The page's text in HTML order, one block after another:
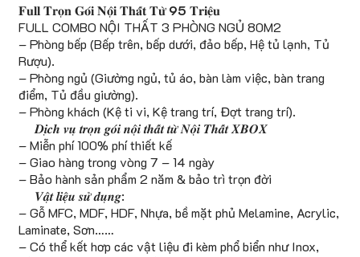
𝐅𝐮𝐥𝐥 𝐓𝐫𝐨̣𝐧 𝐆𝐨́𝐢 𝐍𝐨̣̂𝐢 𝐓𝐡𝐚̂́𝐭 𝐓𝐮̛̀95 𝐓𝐫𝐢𝐞̣̂𝐮
FULL COMBO NỘI THẤT 3 PHÒNG NGỦ 80M2
– Phòng bếp (Bếp trên, bếp dưới, đảo bếp, Hệ tủ lạnh, Tủ
Rượu).
– Phòng ngủ (Giường ngủ, tủ áo, bàn làm việc, bàn trang
điểm, Tủ đầu giường).
– Phòng khách (Kệ ti vi, Kệ trang trí, Đợt trang trí).
𝑫𝒊̣𝒄𝒉 𝒗𝒖̣ 𝒕𝒓𝒐̣𝒏 𝒈𝒐́𝒊 𝒏𝒐̣̂𝒊 𝒕𝒉𝒂̂́𝒕 𝒕𝒖̛̀ 𝑵𝒐̣̂𝒊 𝑻𝒉𝒂̂́𝒕 𝑿𝑩𝑶𝑿
– Miễn phí 100% phí thiết kế
– Giao hàng trong vòng 7 – 14 ngày
– Bảo hành sản phẩm 2 năm & bảo trì trọn đời
𝑽𝒂̣̂𝒕 𝒍𝒊𝒆̣̂𝒖 𝒔𝒖̛̉ 𝒅𝒖̣𝒏𝒈:
– Gỗ MFC, MDF, HDF, Nhựa, bề mặt phủ Melamine, Acrylic,
Laminate, Sơn……
– Có thể kết hơp các vật liệu đi kèm phổ biển như Inox,